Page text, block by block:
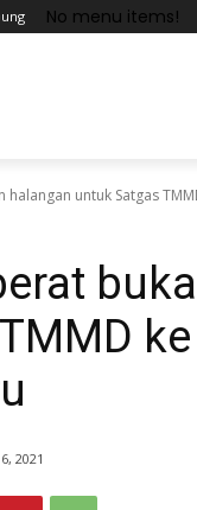
No menu items!
halangan untuk Satgas
2021